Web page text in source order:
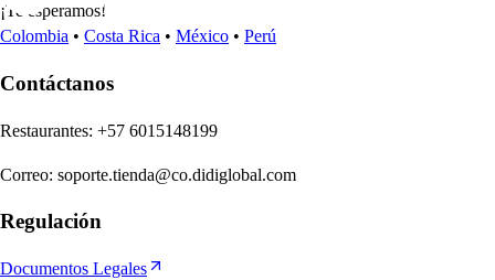
¡Te esperamos!
Colombia • Costa Rica • México • Perú
Contáctanos
Restaurantes: +57 6015148199
Correo: soporte.tienda@co.didiglobal.com
Regulación
Documentos Legales